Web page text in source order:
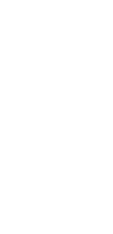
a bélrendszere -